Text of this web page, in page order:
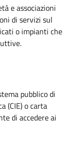
e associazioni
di servizi sul
o impianti che
pubblico di
(CIE) o carta
di accedere ai